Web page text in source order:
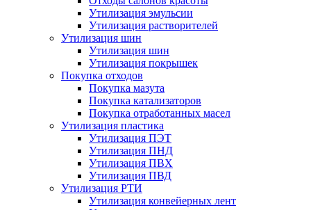
Утилизация эмульсии
Утилизация растворителей
Утилизация шин
Утилизация шин
Утилизация покрышек
Покупка отходов
Покупка мазута
Покупка катализаторов
Покупка отработанных масел
Утилизация пластика
Утилизация ПЭТ
Утилизация ПНД
Утилизация ПВХ
Утилизация ПВД
Утилизация РТИ
Утилизация конвейерных лент